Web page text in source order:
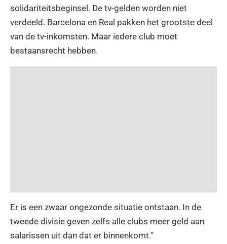
solidariteitsbeginsel. De tv-gelden worden niet
verdeeld. Barcelona en Real pakken het grootste deel
van de tv-inkomsten. Maar iedere club moet
bestaansrecht hebben.
Er is een zwaar ongezonde situatie ontstaan. In de
tweede divisie geven zelfs alle clubs meer geld aan
salarissen uit dan dat er binnenkomt.”